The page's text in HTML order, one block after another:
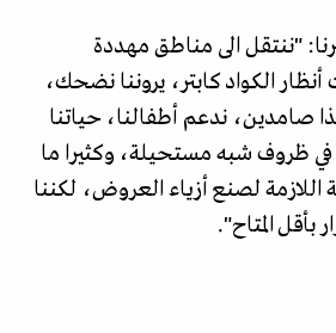
"ننتقل الى مناطق مهددة
الكواد كابتر، يروننا نضحك،
صامدين، ندعم أطفالنا، حياتنا
ظروف شبه مستحيلة، وكثيرا ما
اللازمة لصنع أزياء العروض، لكننا
المتاح".